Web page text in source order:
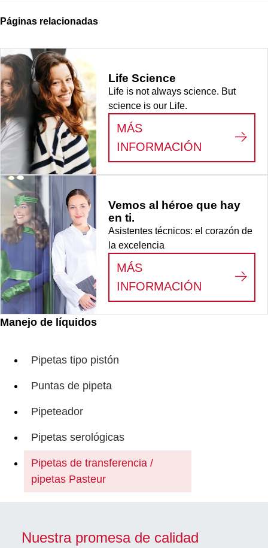
Manejo de líquidos
Pipetas tipo pistón
Puntas de pipeta
Pipeteador
Pipetas serológicas
Pipetas de transferencia /
pipetas Pasteur
Páginas relacionadas
Life Science
Life is not always science. But
science is our Life.
MÁS
INFORMACIÓN
LIFE
Vemos al héroe que hay
en ti.
Asistentes técnicos: el corazón de
la excelencia
MÁS
INFORMACIÓN
VEMOS
Nuestra promesa de calidad